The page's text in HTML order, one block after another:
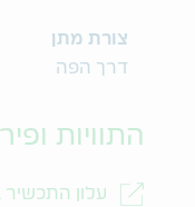
צורת מתן
דרך הפה
התוויות
עלון